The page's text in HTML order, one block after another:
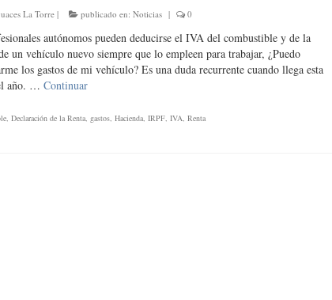
La Torre| publicado en: Noticias | 0
autónomos pueden deducirse el IVA del combustible y de la
un vehículo nuevo siempre que lo empleen para trabajar, ¿Puedo
los gastos de mi vehículo? Es una duda recurrente cuando llega esta
año. … Continuar
, Declaración de la Renta, gastos, Hacienda, IRPF, IVA, Renta